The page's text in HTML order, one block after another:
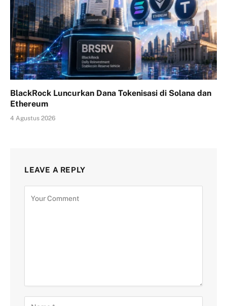
BlackRock Luncurkan Dana Tokenisasi di Solana dan
Ethereum
4 Agustus 2026
LEAVE A REPLY